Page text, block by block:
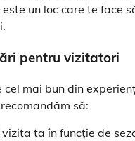
un loc care te face
pentru vizitatori
cel mai bun din
să:
ta în funcție de